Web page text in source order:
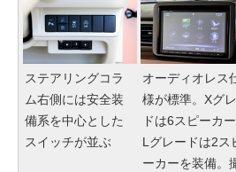
ステアリングコラ
ム右側には安全装
備系を中心とした
スイッチが並ぶ
オーディオレス
様が標準。Xグ
ドは6スピーカー
Lグレードは2ス
ーカーを装備。